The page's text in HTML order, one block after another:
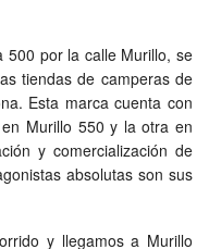
500 por la calle Murillo, se
tiendas de camperas de
Esta marca cuenta con
Murillo 550 y la otra en
y comercialización de
absolutas son sus
y llegamos a Murillo